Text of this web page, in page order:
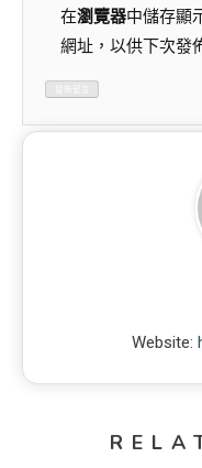
在瀏覽器中儲存顯
網址，以供下次發
Website: